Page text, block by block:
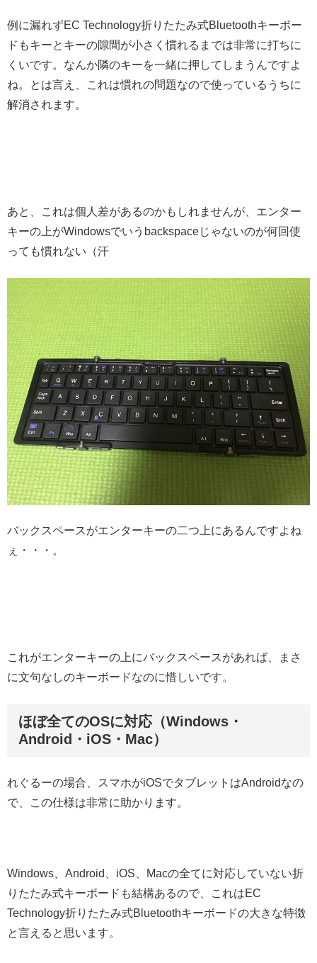
例に漏れずEC Technology折りたたみ式Bluetoothキーボー
ドもキーとキーの隙間が小さく慣れるまでは非常に打ちに
くいです。なんか隣のキーを一緒に押してしまうんですよ
ね。とは言え、これは慣れの問題なので使っているうちに
解消されます。
あと、これは個人差があるのかもしれませんが、エンター
キーの上がWindowsでいうbackspaceじゃないのが何回使
っても慣れない（汗
バックスペースがエンターキーの二つ上にあるんですよね
ぇ・・・。
これがエンターキーの上にバックスペースがあれば、まさ
に文句なしのキーボードなのに惜しいです。
ほぼ全てのOSに対応（Windows・
Android・iOS・Mac）
れぐるーの場合、スマホがiOSでタブレットはAndroidなの
で、この仕様は非常に助かります。
Windows、Android、iOS、Macの全てに対応していない折
りたたみ式キーボードも結構あるので、これはEC
Technology折りたたみ式Bluetoothキーボードの大きな特徴
と言えると思います。